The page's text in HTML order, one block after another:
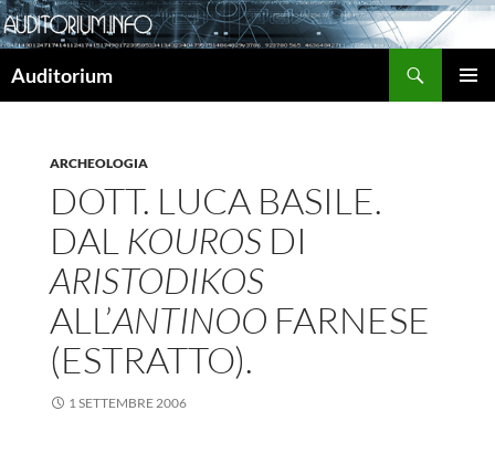
Auditorium
ARCHEOLOGIA
DOTT. LUCA BASILE.
DAL KOUROSDI
ARISTODIKOS
ALL’ANTINOO FARNESE
(ESTRATTO).
1 SETTEMBRE 2006